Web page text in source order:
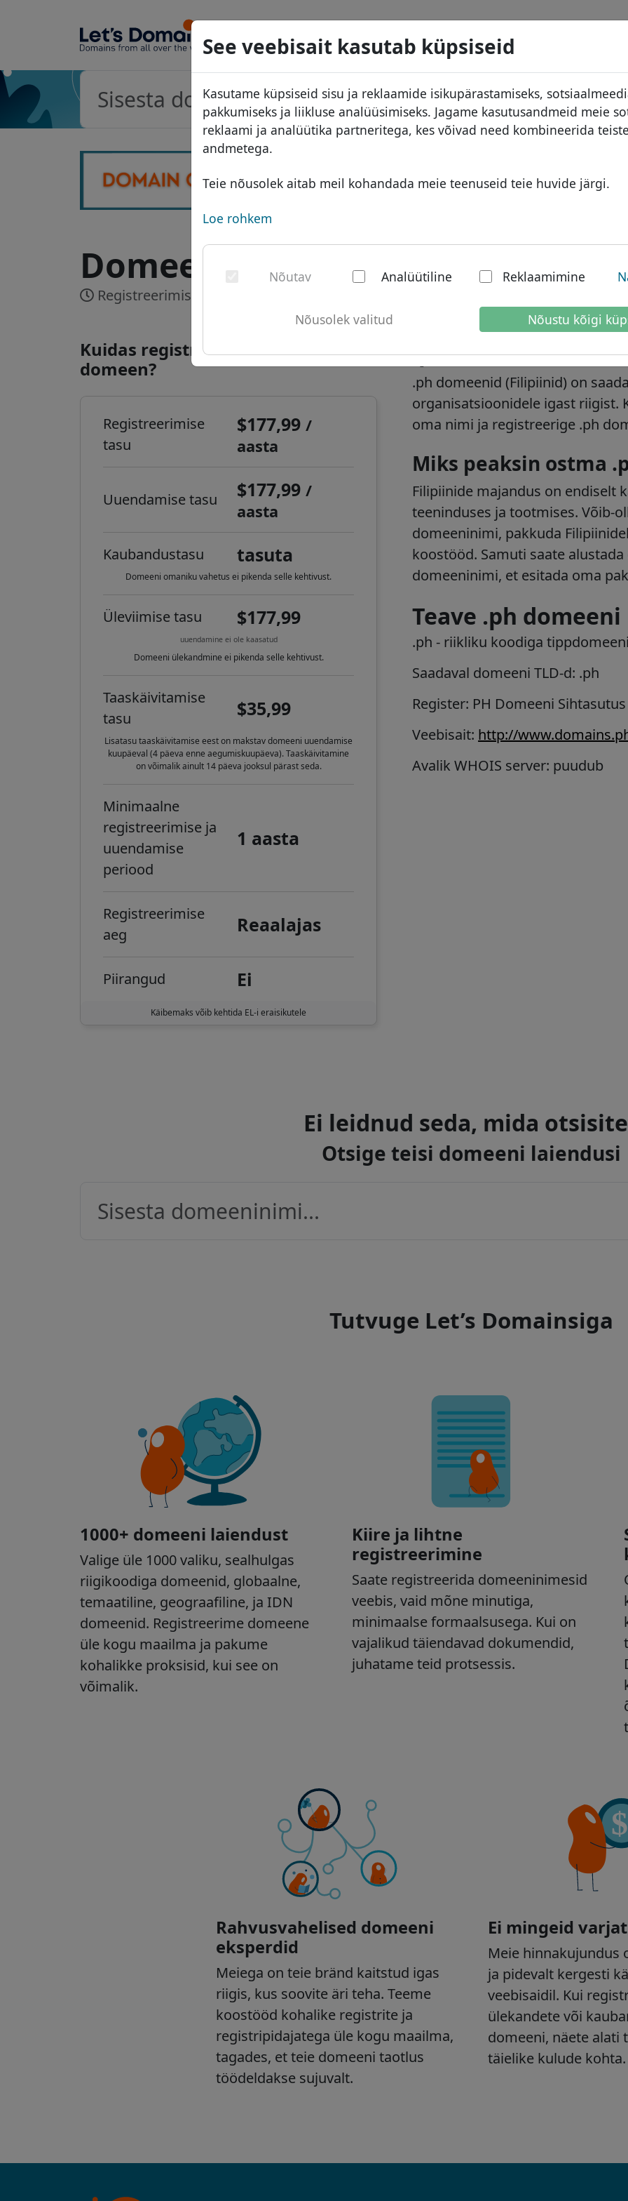
See veebisait kasutab küpsiseid
Kasutame küpsiseid sisu ja reklaamide isikupärastamiseks,
pakkumiseks ja liikluse analüüsimiseks. Jagame kasutusandmeid meie
reklaami ja analüütika partneritega, kes võivad need kombineerida
andmetega.
Teie nõusolek aitab meil kohandada meie teenuseid teie huvide järgi.
Loe rohkem
Nõutav Analüütiline Reklaamimine
Nõusolek valitud Nõustu kõigi
Domeenid
Domeeni andmebaas
Aafrika domeenid
Aasia domeenid
Euroopa domeenid
Põhja-Ameerika domeenid
Hinnakiri
Soodustused
Üleandmine
Otsi
Teenused
ID Protect
DNS majutus
WHOIS
Domeeni KKK
.ph Otsi
Domeen .ph - riiklik domeen:
Registreerimise aeg:
Kuidas registreerida .ph interneti
domeen?
Registreerimise
tasu
$177,99/
aasta
Uuendamise tasu $177,99/
aasta
Kaubandustasu tasuta
Domeeni omaniku vahetus ei pikenda selle kehtivust.
Üleviimise tasu $177,99
uuendamine ei ole kaasatud
Domeeni ülekandmine ei pikenda selle kehtivust.
Taaskäivitamise
tasu
$35,99
Lisatasu taaskäivitamise eest on makstav domeeni uuendamise
kuupäeval (4 päeva enne aegumiskuupäeva). Taaskäivitamine
on võimalik ainult 14 päeva jooksul pärast seda.
Minimaalne
registreerimise ja
uuendamise
periood
1 aasta
Registreerimise
aeg
Reaalajas
Piirangud Ei
Käibemaks võib kehtida EL-i eraisikutele
.ph domeeni teave
.ph domeenid (Filipiinid) on
organisatsioonidele igast riigist.
oma nimi ja registreerige .ph
Miks peaksin ostma
Filipiinide majandus on endiselt
teeninduses ja tootmises. Võib-
domeeninimi, pakkuda
koostööd. Samuti saate
domeeninimi, et esitada oma
Teave .ph
.ph - riikliku koodiga
Saadaval domeeni TLD-d: .ph
Register: PH Domeeni Sihtasutus
Veebisait: http://
Avalik WHOIS server: puudub
Ei leidnud seda, mida
Otsige teisi domeeni laiendusi